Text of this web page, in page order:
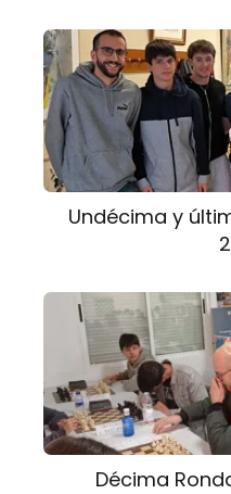
Undécima y
Décima